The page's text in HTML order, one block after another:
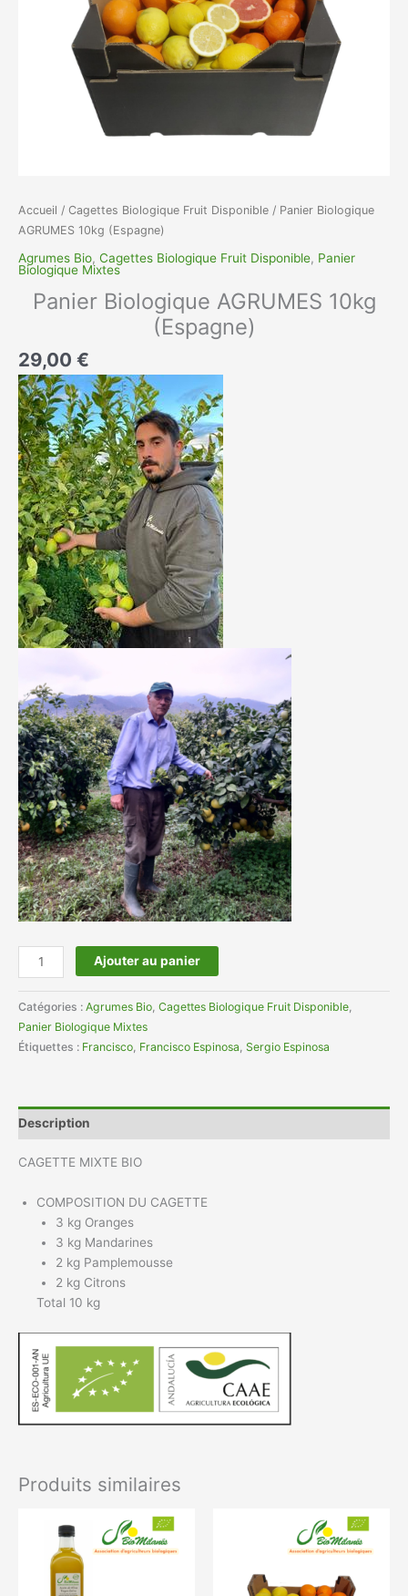
Accueil / Cagettes Biologique Fruit Disponible / Panier Biologique
AGRUMES 10kg (Espagne)
Agrumes Bio, Cagettes Biologique Fruit Disponible, Panier
Biologique Mixtes
Panier Biologique AGRUMES 10kg
(Espagne)
29,00 €
Ajouter au panier
Catégories : Agrumes Bio Cagettes Biologique Fruit Disponible
Panier Biologique Mixtes
Étiquettes : Francisco Francisco Espinosa Sergio Espinosa
Description
CAGETTE MIXTE BIO
COMPOSITION DU CAGETTE
3 kg Oranges
3 kg Mandarines
2 kg Pamplemousse
2 kg Citrons
Total 10 kg
Produits similaires